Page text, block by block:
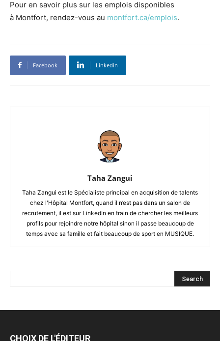
Pour en savoir plus sur les emplois disponibles
à Montfort, rendez-vous au montfort.ca/emplois.
Facebook Linkedin
Taha Zangui
Taha Zangui est le Spécialiste principal en acquisition de talents
chez l'Hôpital Montfort, quand il n’est pas dans un salon de
recrutement, il est sur LinkedIn en train de chercher les meilleurs
profils pour rejoindre notre hôpital sinon il passe beaucoup de
temps avec sa famille et fait beaucoup de sport en MUSIQUE.
CHOIX DE L'ÉDITEUR